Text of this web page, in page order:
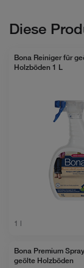
Diese
Bona Reiniger für
Holzböden 1 L
1 l
Bona Premium
geölte Holzböden